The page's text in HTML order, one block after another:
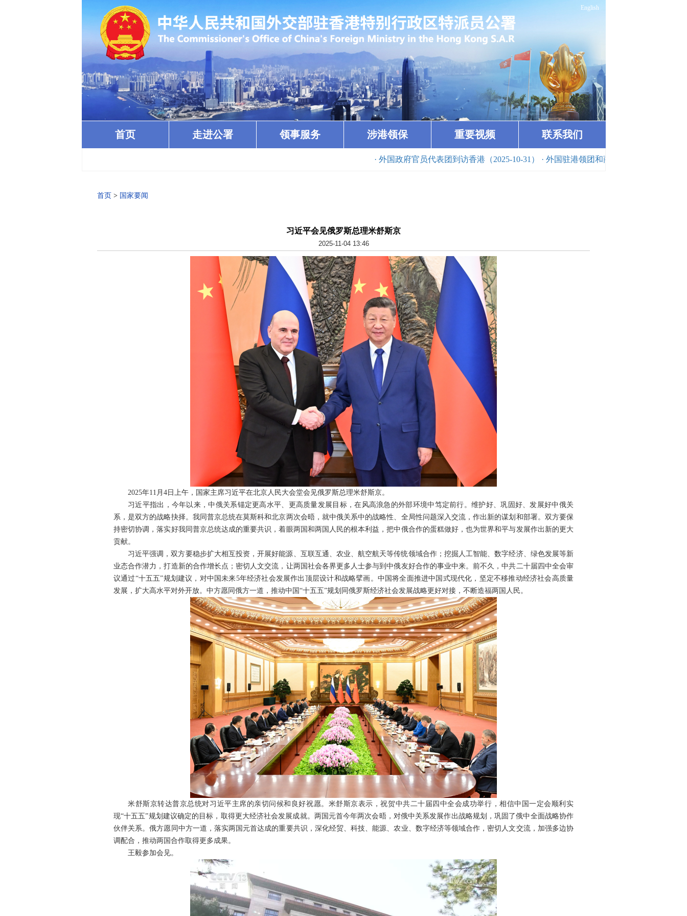
English
首页 走进公署 领事服务 涉港领保 重要视频 联系我们
· 外国政府官员代表团到访香港（2025-10-31） · 外国驻港领团和商界代表参观纪念抗战胜利80周
首页 > 国家要闻
习近平会见俄罗斯总理米舒斯京
2025-11-04 13:46
2025年11月4日上午，国家主席习近平在北京人民大会堂会见俄罗斯总理米舒斯京。
习近平指出，今年以来，中俄关系锚定更高水平、更高质量发展目标，在风高浪急的外部环境中笃定前行。维护好、巩固好、发展好中俄关
系，是双方的战略抉择。我同普京总统在莫斯科和北京两次会晤，就中俄关系中的战略性、全局性问题深入交流，作出新的谋划和部署。双方要保
持密切协调，落实好我同普京总统达成的重要共识，着眼两国和两国人民的根本利益，把中俄合作的蛋糕做好，也为世界和平与发展作出新的更大
贡献。
习近平强调，双方要稳步扩大相互投资，开展好能源、互联互通、农业、航空航天等传统领域合作；挖掘人工智能、数字经济、绿色发展等新
业态合作潜力，打造新的合作增长点；密切人文交流，让两国社会各界更多人士参与到中俄友好合作的事业中来。前不久，中共二十届四中全会审
议通过“十五五”规划建议，对中国未来5年经济社会发展作出顶层设计和战略擘画。中国将全面推进中国式现代化，坚定不移推动经济社会高质量
发展，扩大高水平对外开放。中方愿同俄方一道，推动中国“十五五”规划同俄罗斯经济社会发展战略更好对接，不断造福两国人民。
米舒斯京转达普京总统对习近平主席的亲切问候和良好祝愿。米舒斯京表示，祝贺中共二十届四中全会成功举行，相信中国一定会顺利实
现“十五五”规划建议确定的目标，取得更大经济社会发展成就。两国元首今年两次会晤，对俄中关系发展作出战略规划，巩固了俄中全面战略协作
伙伴关系。俄方愿同中方一道，落实两国元首达成的重要共识，深化经贸、科技、能源、农业、数字经济等领域合作，密切人文交流，加强多边协
调配合，推动两国合作取得更多成果。
王毅参加会见。